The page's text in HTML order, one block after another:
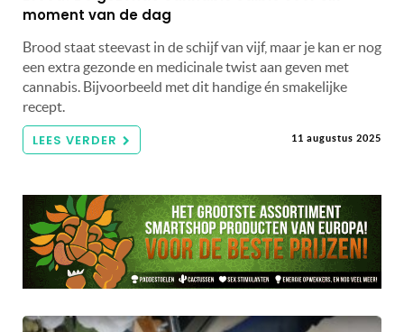
moment van de dag
Brood staat steevast in de schijf van vijf, maar je kan er nog
een extra gezonde en medicinale twist aan geven met
cannabis. Bijvoorbeeld met dit handige én smakelijke
recept.
LEES VERDER 11 augustus 2025